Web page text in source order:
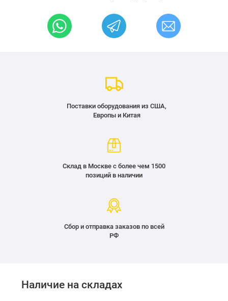
Поставки оборудования из США,
Европы и Китая
Склад в Москве с более чем 1500
позиций в наличии
Сбор и отправка заказов по всей
РФ
Наличие на складах